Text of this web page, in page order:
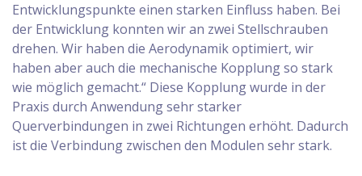
Entwicklungspunkte einen starken Einfluss haben. Bei
der Entwicklung konnten wir an zwei Stellschrauben
drehen. Wir haben die Aerodynamik optimiert, wir
haben aber auch die mechanische Kopplung so stark
wie möglich gemacht.“ Diese Kopplung wurde in der
Praxis durch Anwendung sehr starker
Querverbindungen in zwei Richtungen erhöht. Dadurch
ist die Verbindung zwischen den Modulen sehr stark.